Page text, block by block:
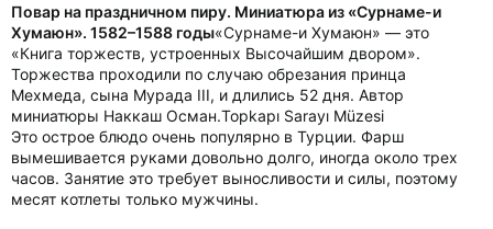
Повар на праздничном пиру. Миниатюра из «Сурнаме-и
Хумаюн». 1582–1588 годы«Сурнаме-и Хумаюн» — это
«Книга торжеств, устроенных Высочайшим двором».
Торжества проходили по случаю обрезания принца
Мехмеда, сына Мурада III, и длились 52 дня. Автор
миниатюры Наккаш Осман.Topkapı Sarayı Müzesi
Это острое блюдо очень популярно в Турции. Фарш
вымешивается руками довольно долго, иногда около трех
часов. Занятие это требует выносливости и силы, поэтому
месят котлеты только мужчины.